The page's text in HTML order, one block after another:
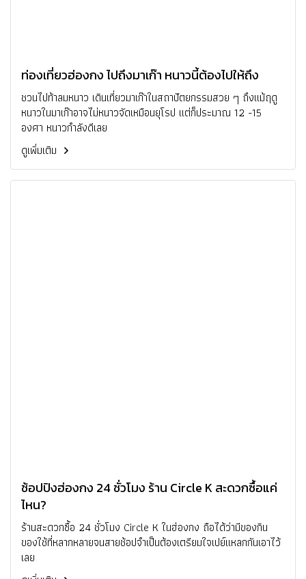
ท่องเที่ยวฮ่องกง ไปถึงมาเก๊า หนาวนี้ต้องไปให้ถึง
ชวนไปท้าลมหนาว เดินเที่ยวมาเก๊าในสถาปัตยกรรมสวย ๆ ถึงแม้ฤดู
หนาวในมาเก๊าอาจไม่หนาวจัดเหมือนยุโรป แต่ก็ประมาณ 12 -15
องศา หนาวกำลังดีเลย
ดูเพิ่มเติม
ช้อปปิงฮ่องกง 24 ชั่วโมง ร้าน Circle K สะดวกซื้อแค่
ไหน?
ร้านสะดวกซื้อ 24 ชั่วโมง Circle K ในฮ่องกง ถือได้ว่ามีของกิน
ของใช้ที่หลากหลายจนสายช้อปจำเป็นต้องเตรียมใจเปย์แหลกกันเอาไว้
เลย